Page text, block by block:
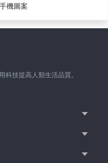
機圖案
技提高人類生活品質。